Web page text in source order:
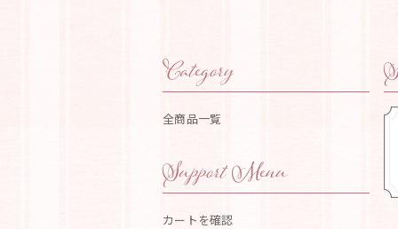
Category
全商品一覧
Support Menu
カートを確認